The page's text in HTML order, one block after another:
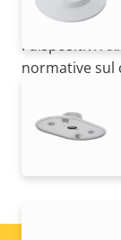
NOTA
I dispositivi
normative sul
controllo
sulla